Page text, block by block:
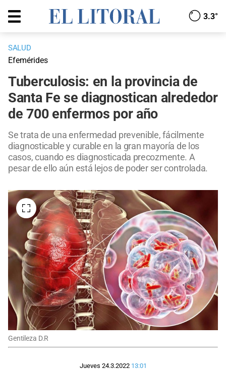
3.3°
SALUD
Efemérides
Tuberculosis: en la provincia de
Santa Fe se diagnostican alrededor
de 700 enfermos por año
Se trata de una enfermedad prevenible, fácilmente
diagnosticable y curable en la gran mayoría de los
casos, cuando es diagnosticada precozmente. A
pesar de ello aún está lejos de poder ser controlada.
Gentileza D.R
Jueves 24.3.2022 13:01